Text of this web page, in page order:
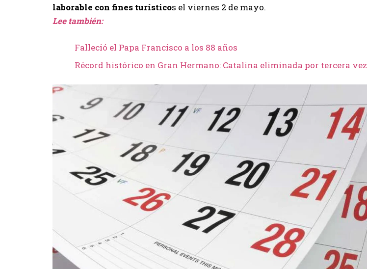
laborable con fines turísticos el viernes 2 de mayo.
Lee también:
Falleció el Papa Francisco a los 88 años
Récord histórico en Gran Hermano: Catalina eliminada por tercera vez